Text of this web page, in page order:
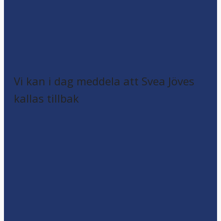
Vi kan i dag meddela att Svea Jöves
kallas tillbak